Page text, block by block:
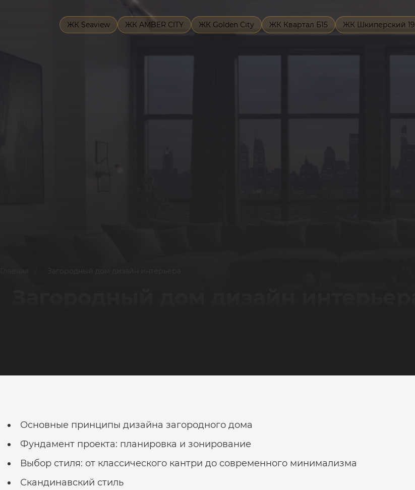
ЖК Seaview ЖК AMBER CITY ЖК Golden City ЖК Квартал Б15 ЖК Шкиперский 19
Основные принципы дизайна загородного дома
Фундамент проекта: планировка и зонирование
Выбор стиля: от классического кантри до современного минимализма
Скандинавский стиль